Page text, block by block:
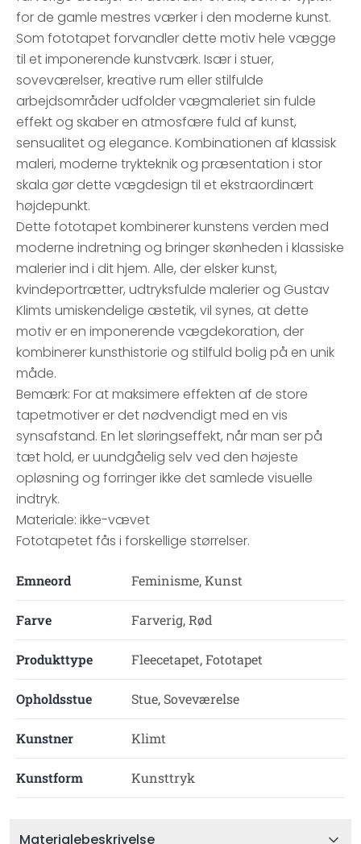
for de gamle mestres værker i den moderne kunst.
Som fototapet forvandler dette motiv hele vægge
til et imponerende kunstværk. Især i stuer,
soveværelser, kreative rum eller stilfulde
arbejdsområder udfolder vægmaleriet sin fulde
effekt og skaber en atmosfære fuld af kunst,
sensualitet og elegance. Kombinationen af klassisk
maleri, moderne trykteknik og præsentation i stor
skala gør dette vægdesign til et ekstraordinært
højdepunkt.
Dette fototapet kombinerer kunstens verden med
moderne indretning og bringer skønheden i klassiske
malerier ind i dit hjem. Alle, der elsker kunst,
kvindeportrætter, udtryksfulde malerier og Gustav
Klimts umiskendelige æstetik, vil synes, at dette
motiv er en imponerende vægdekoration, der
kombinerer kunsthistorie og stilfuld bolig på en unik
måde.
Bemærk: For at maksimere effekten af de store
tapetmotiver er det nødvendigt med en vis
synsafstand. En let sløringseffekt, når man ser på
tæt hold, er uundgåelig selv ved den højeste
opløsning og forringer ikke det samlede visuelle
indtryk.
Materiale: ikke-vævet
Fototapetet fås i forskellige størrelser.
Emneord Feminisme, Kunst
Farve Farverig, Rød
Produkttype Fleecetapet, Fototapet
Opholdsstue Stue, Soveværelse
Kunstner Klimt
Kunstform Kunsttryk
Materialebeskrivelse